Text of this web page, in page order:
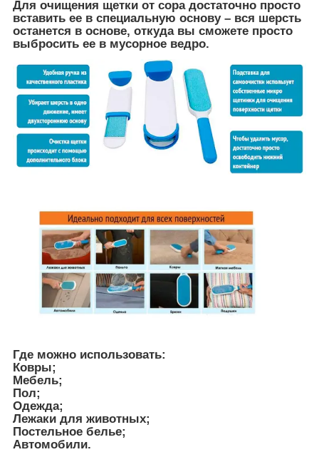
Для очищения щетки от сора достаточно просто
вставить ее в специальную основу – вся шерсть
останется в основе, откуда вы сможете просто
выбросить ее в мусорное ведро.
Где можно использовать:
Ковры;
Мебель;
Пол;
Одежда;
Лежаки для животных;
Постельное белье;
Автомобили.